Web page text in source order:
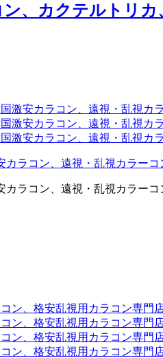
、カクテルトリ
安カラコン、遠視・乱視カ
安カラコン、遠視・乱視カ
激安カラコン、遠視・乱視カ
ラコン、遠視・乱視カラー
ラコン、遠視・乱視カラー
ン、格安乱視用カラコン専門
ン、格安乱視用カラコン専門
ン、格安乱視用カラコン専門
ン、格安乱視用カラコン専門